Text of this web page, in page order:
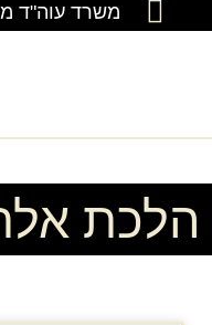
משרד עוה"ד
הלכת